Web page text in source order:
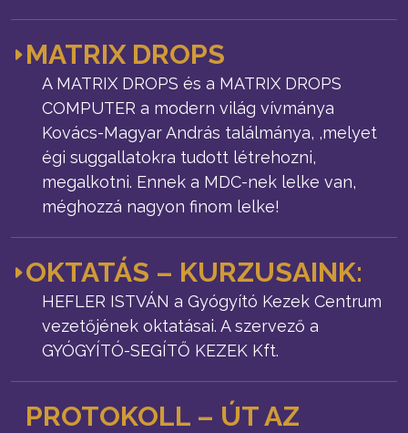
MATRIX DROPS
A MATRIX DROPS és a MATRIX DROPS
COMPUTER a modern világ vívmánya
Kovács-Magyar András találmánya, ,melyet
égi suggallatokra tudott létrehozni,
megalkotni. Ennek a MDC-nek lelke van,
méghozzá nagyon finom lelke!
OKTATÁS – KURZUSAINK:
HEFLER ISTVÁN a Gyógyító Kezek Centrum
vezetőjének oktatásai. A szervező a
GYÓGYÍTÓ-SEGÍTŐ KEZEK Kft.
PROTOKOLL – ÚT AZ